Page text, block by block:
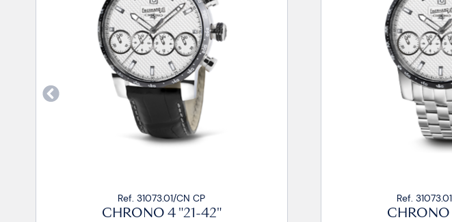
4 "21-42" CHRONO 4 "21-42"